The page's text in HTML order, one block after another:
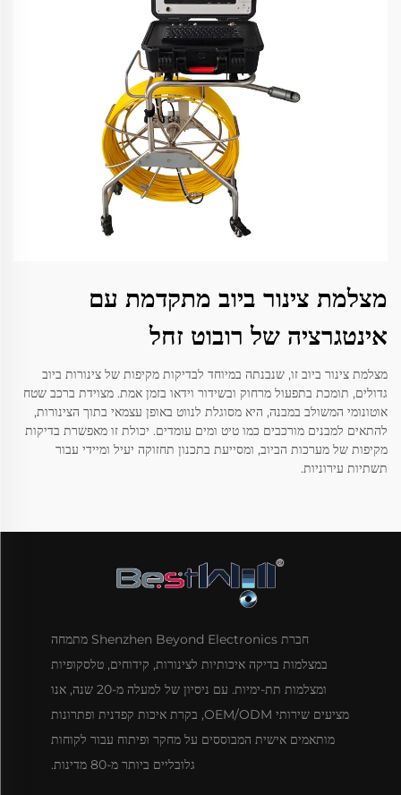
מצלמת צינור ביוב מתקדמת עם
אינטגרציה של רובוט זחל
מצלמת צינור ביוב זו, שנבנתה במיוחד לבדיקות מקיפות של צינורות ביוב
גדולים, תומכת בתפעול מרחוק ובשידור וידאו בזמן אמת. מצוידת ברכב שטח
אוטונומי המשולב במבנה, היא מסוגלת לנווט באופן עצמאי בתוך הצינורות,
להתאים למבנים מורכבים כמו טיט ומים עומדים. יכולת זו מאפשרת בדיקות
מקיפות של מערכות הביוב, ומסייעת בתכנון תחזוקה יעיל ומיידי עבור
תשתיות עירוניות.
חברת Shenzhen Beyond Electronics מתמחה
במצלמות בדיקה איכותיות לצינורות, קידוחים, טלסקופיות
ומצלמות תת-ימיות. עם ניסיון של למעלה מ-20 שנה, אנו
מציעים שירותי OEM/ODM, בקרת איכות קפדנית ופתרונות
מותאמים אישית המבוססים על מחקר ופיתוח עבור לקוחות
גלובליים ביותר מ-80 מדינות.